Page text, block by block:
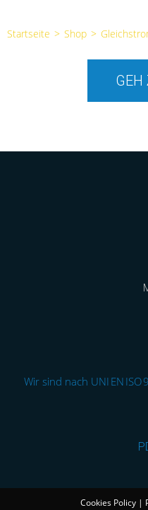
Startseite > Shop >
GEH
Wir sind nach UNI EN
Cookies Policy |